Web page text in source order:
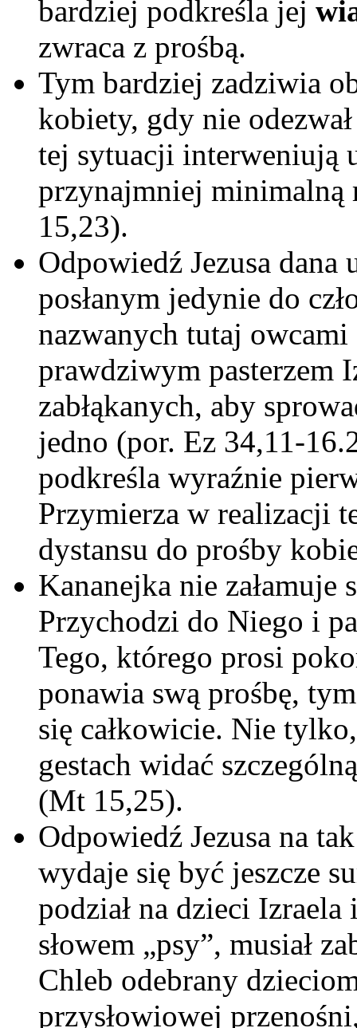
bardziej podkreśla jej
zwraca z prośbą.
Tym bardziej zadziwia
kobiety, gdy nie
tej sytuacji interweniują
przynajmniej minimalną
15,23).
Odpowiedź Jezusa
posłanym jedynie do
nazwanych tutaj
prawdziwym pasterzem
zabłąkanych, aby
jedno (por. Ez 34,11-
podkreśla wyraźnie
Przymierza w realizacji
dystansu do prośby
Kananejka nie załamuje
Przychodzi do Niego i
Tego, którego prosi
ponawia swą prośbę,
się całkowicie. Nie
gestach widać
(Mt 15,25).
Odpowiedź Jezusa na
wydaje się być jeszcze
podział na dzieci
słowem „psy”, musiał
Chleb odebrany
przysłowiowej